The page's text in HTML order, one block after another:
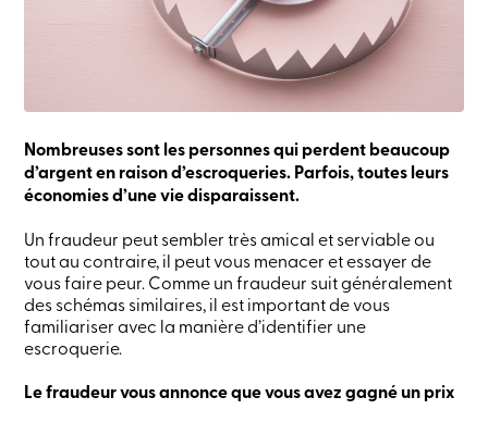
-
Entreprises
Connexion
Entreprises
Services
Centres
de
services
Nous
joindre
Recherche
membre
Nombreuses sont les personnes qui perdent beaucoup
d’argent en raison d’escroqueries. Parfois, toutes leurs
économies d’une vie disparaissent.
Un fraudeur peut sembler très amical et serviable ou
tout au contraire, il peut vous menacer et essayer de
vous faire peur. Comme un fraudeur suit généralement
des schémas similaires, il est important de vous
familiariser avec la manière d’identifier une
escroquerie.
Le fraudeur vous annonce que vous avez gagné un prix